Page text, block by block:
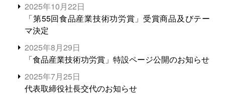
2025年10月22日
「第55回食品産業技術功労賞」受賞商品及びテー
マ決定
2025年8月29日
「食品産業技術功労賞」特設ページ公開のお知らせ
2025年7月25日
代表取締役社長交代のお知らせ